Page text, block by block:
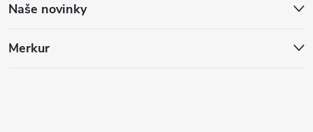
Naše novinky
Merkur